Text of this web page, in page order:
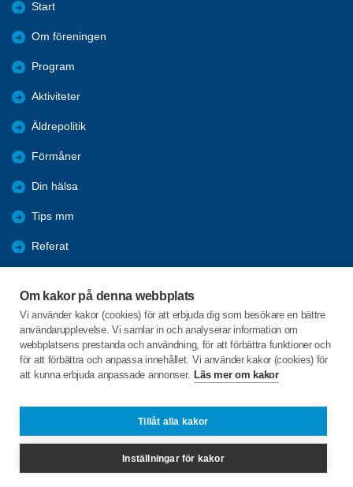
Om kakor på denna webbplats
Vi använder kakor (cookies) för att erbjuda dig som besökare en bättre
användarupplevelse. Vi samlar in och analyserar information om
webbplatsens prestanda och användning, för att förbättra funktioner och
för att förbättra och anpassa innehållet. Vi använder kakor (cookies) för
att kunna erbjuda anpassade annonser. Läs mer om kakor
Tillåt alla kakor
Inställningar för kakor
Start
Om föreningen
Program
Aktiviteter
Äldrepolitik
Förmåner
Din hälsa
Tips mm
Referat
Digitalt medlemskort
Facebook
C/o:Wivianne Johansson